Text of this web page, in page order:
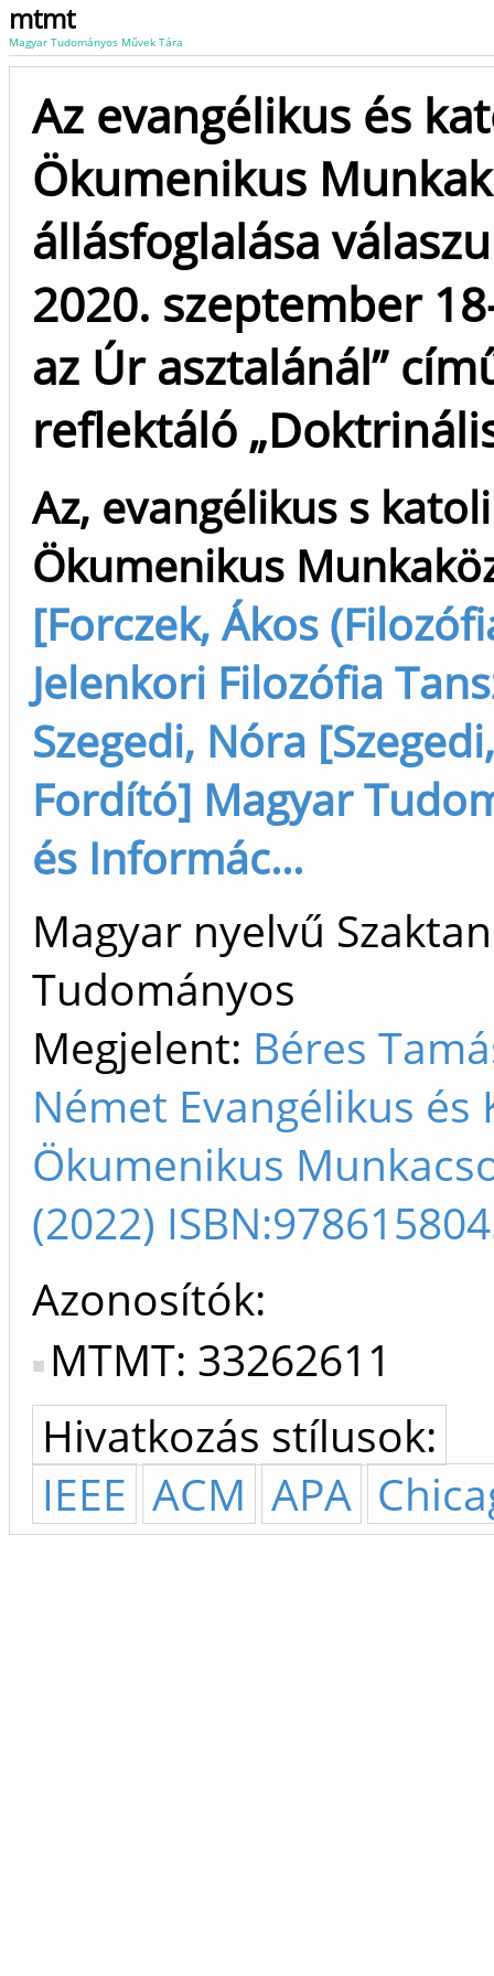
mtmt
Magyar Tudományos Művek Tára
Az evangélikus és
Ökumenikus
állásfoglalása
2020. szeptember
az Úr asztalánál”
reflektáló
Az, evangélikus s
Ökumenikus
[Forczek, Ákos
Jelenkori Filozófia
Szegedi, Nóra
Fordító] Magyar
és Informác...
Magyar nyelvű
Tudományos
Megjelent: Béres
Német Evangélikus
Ökumenikus
(2022)
Azonosítók
MTMT: 33262611
Hivatkozás stílusok:
IEEE ACM APA